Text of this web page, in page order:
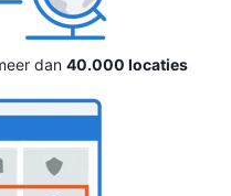
dan 40.000 locaties